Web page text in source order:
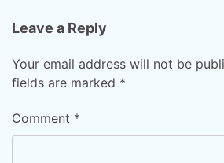
Leave a Reply
Your email address will not be
fields are marked *
Comment *